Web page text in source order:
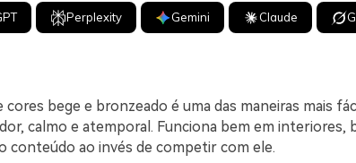
Perplexity Gemini Claude
cores bege e bronzeado é uma das maneiras mais
calmo e atemporal. Funciona bem em interiores,
conteúdo ao invés de competir com ele.